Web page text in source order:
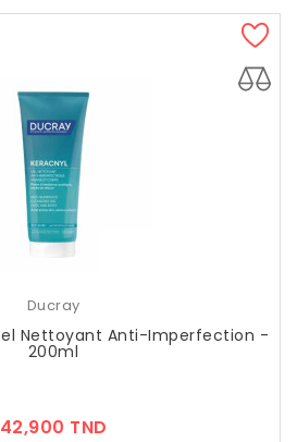
Ducray
Nettoyant Anti-Imperfection -
200ml
42,900 TND